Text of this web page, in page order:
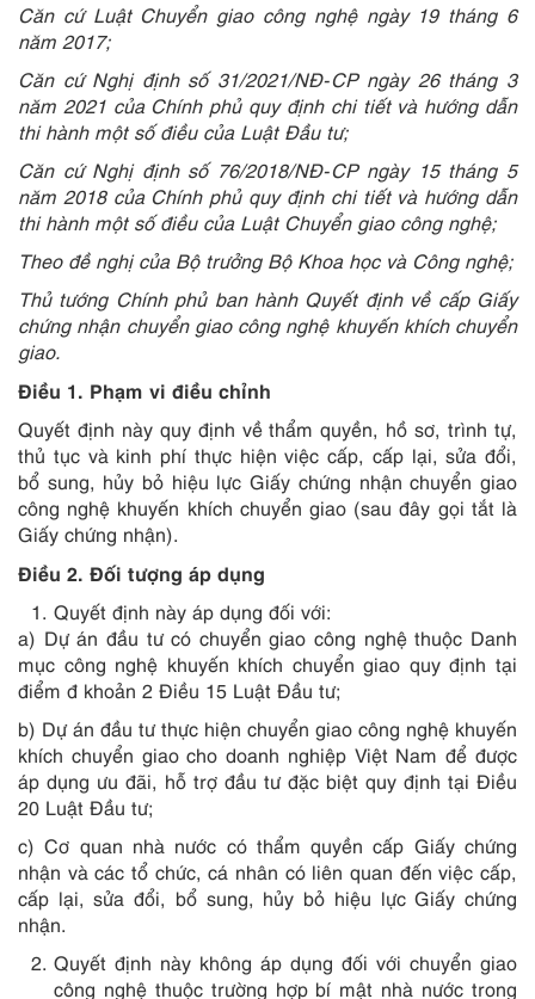
Căn cứ Luật Chuyển giao công nghệ ngày 19 tháng 6
năm 2017;
Căn cứ Nghị định số 31/2021/NĐ-CP ngày 26 tháng 3
năm 2021 của Chính phủ quy định chi tiết và hướng dẫn
thi hành một số điều của Luật Đầu tư;
Căn cứ Nghị định số 76/2018/NĐ-CP ngày 15 tháng 5
năm 2018 của Chính phủ quy định chi tiết và hướng dẫn
thi hành một số điều của Luật Chuyển giao công nghệ;
Theo đề nghị của Bộ trưởng Bộ Khoa học và Công nghệ;
Thủ tướng Chính phủ ban hành Quyết định về cấp Giấy
chứng nhận chuyển giao công nghệ khuyến khích chuyển
giao.
Điều 1. Phạm vi điều chỉnh
Quyết định này quy định về thẩm quyền, hồ sơ, trình tự,
thủ tục và kinh phí thực hiện việc cấp, cấp lại, sửa đổi,
bổ sung, hủy bỏ hiệu lực Giấy chứng nhận chuyển giao
công nghệ khuyến khích chuyển giao (sau đây gọi tắt là
Giấy chứng nhận).
Điều 2. Đối tượng áp dụng
Quyết định này áp dụng đối với:
a) Dự án đầu tư có chuyển giao công nghệ thuộc Danh
mục công nghệ khuyến khích chuyển giao quy định tại
điểm đ khoản 2 Điều 15 Luật Đầu tư;
b) Dự án đầu tư thực hiện chuyển giao công nghệ khuyến
khích chuyển giao cho doanh nghiệp Việt Nam để được
áp dụng ưu đãi, hỗ trợ đầu tư đặc biệt quy định tại Điều
20 Luật Đầu tư;
c) Cơ quan nhà nước có thẩm quyền cấp Giấy chứng
nhận và các tổ chức, cá nhân có liên quan đến việc cấp,
cấp lại, sửa đổi, bổ sung, hủy bỏ hiệu lực Giấy chứng
nhận.
Quyết định này không áp dụng đối với chuyển giao
công nghệ thuộc trường hợp bí mật nhà nước trong